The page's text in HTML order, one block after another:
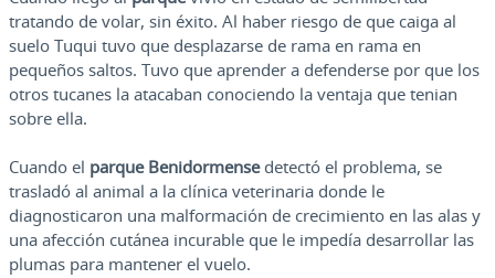
tratando de volar, sin éxito. Al haber riesgo de que caiga al
suelo Tuqui tuvo que desplazarse de rama en rama en
pequeños saltos. Tuvo que aprender a defenderse por que los
otros tucanes la atacaban conociendo la ventaja que tenian
sobre ella.
Cuando el parque Benidormensedetectó el problema, se
trasladó al animal a la clínica veterinaria donde le
diagnosticaron una malformación de crecimiento en las alas y
una afección cutánea incurable que le impedía desarrollar las
plumas para mantener el vuelo.